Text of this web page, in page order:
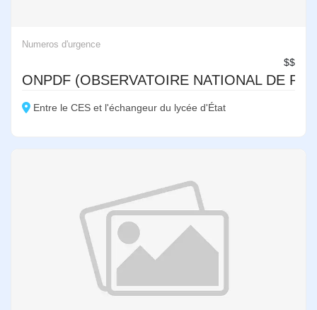
Numeros d'urgence
$$
ONPDF (OBSERVATOIRE NATIONAL DE
Entre le CES et l'échangeur du lycée d'État